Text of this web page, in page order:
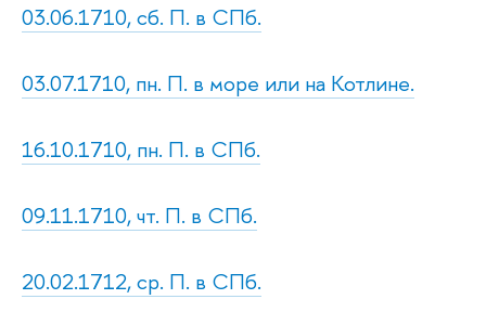
03.06.1710, сб. П. в СПб.
03.07.1710, пн. П. в море или на Котлине.
16.10.1710, пн. П. в СПб.
09.11.1710, чт. П. в СПб.
20.02.1712, ср. П. в СПб.